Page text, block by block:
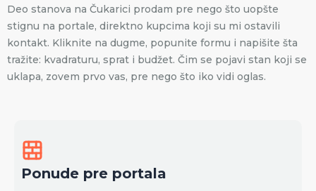
Deo stanova na Čukarici prodam pre nego što uopšte
stignu na portale, direktno kupcima koji su mi ostavili
kontakt. Kliknite na dugme, popunite formu i napišite šta
tražite: kvadraturu, sprat i budžet. Čim se pojavi stan koji se
uklapa, zovem prvo vas, pre nego što iko vidi oglas.
Ponude pre portala